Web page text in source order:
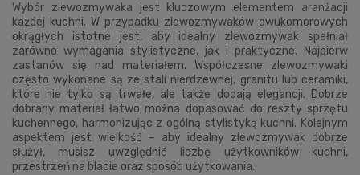
Wybór zlewozmywaka jest kluczowym elementem aranżacji
każdej kuchni. W przypadku zlewozmywaków dwukomorowych
okrągłych istotne jest, aby idealny zlewozmywak spełniał
zarówno wymagania stylistyczne, jak i praktyczne. Najpierw
zastanów się nad materiałem. Współczesne zlewozmywaki
często wykonane są ze stali nierdzewnej, granitu lub ceramiki,
które nie tylko są trwałe, ale także dodają elegancji. Dobrze
dobrany materiał łatwo można dopasować do reszty sprzętu
kuchennego, harmonizując z ogólną stylistyką kuchni. Kolejnym
aspektem jest wielkość – aby idealny zlewozmywak dobrze
służył, musisz uwzględnić liczbę użytkowników kuchni,
przestrzeń na blacie oraz sposób użytkowania.